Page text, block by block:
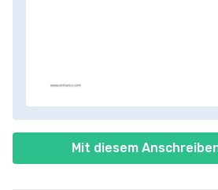
Mit diesem